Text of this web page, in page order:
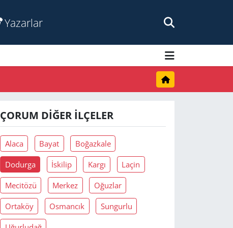
Yazarlar
ÇORUM DIĞER İLÇELER
Alaca Bayat Boğazkale
Dodurga İskilip Kargı Laçin
Mecitözü Merkez Oğuzlar
Ortaköy Osmancık Sungurlu